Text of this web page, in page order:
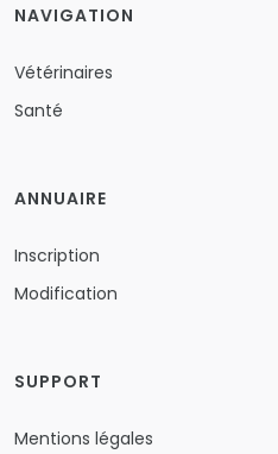
NAVIGATION
Vétérinaires
Santé
ANNUAIRE
Inscription
Modification
SUPPORT
Mentions légales